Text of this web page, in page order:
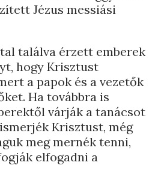
Jézus messiási
találva érzett emberek
hogy Krisztust
a papok és a vezetők
Ha továbbra is
várják a tanácsot
Krisztust, még
meg mernék tenni,
elfogadni a